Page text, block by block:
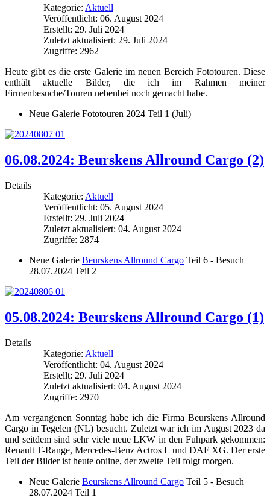
Kategorie: Aktuell
Veröffentlicht: 06. August 2024
Erstellt: 29. Juli 2024
Zuletzt aktualisiert: 29. Juli 2024
Zugriffe: 2962
Heute gibt es die erste Galerie im neuen Bereich Fototouren. Diese
enthält aktuelle Bilder, die ich im Rahmen meiner
Firmenbesuche/Touren nebenbei noch gemacht habe.
Neue Galerie Fototouren 2024 Teil 1 (Juli)
06.08.2024: Beurskens Allround Cargo (2)
Details
Kategorie: Aktuell
Veröffentlicht: 05. August 2024
Erstellt: 29. Juli 2024
Zuletzt aktualisiert: 04. August 2024
Zugriffe: 2874
Neue Galerie Beurskens Allround Cargo Teil 6 - Besuch
28.07.2024 Teil 2
05.08.2024: Beurskens Allround Cargo (1)
Details
Kategorie: Aktuell
Veröffentlicht: 04. August 2024
Erstellt: 29. Juli 2024
Zuletzt aktualisiert: 04. August 2024
Zugriffe: 2970
Am vergangenen Sonntag habe ich die Firma Beurskens Allround
Cargo in Tegelen (NL) besucht. Zuletzt war ich im August 2023 da
und seitdem sind sehr viele neue LKW in den Fuhpark gekommen:
Renault T-Range, Mercedes-Benz Actros L und DAF XG. Der erste
Teil der Bilder ist heute oniine, der zweite Teil folgt morgen.
Neue Galerie Beurskens Allround Cargo Teil 5 - Besuch
28.07.2024 Teil 1